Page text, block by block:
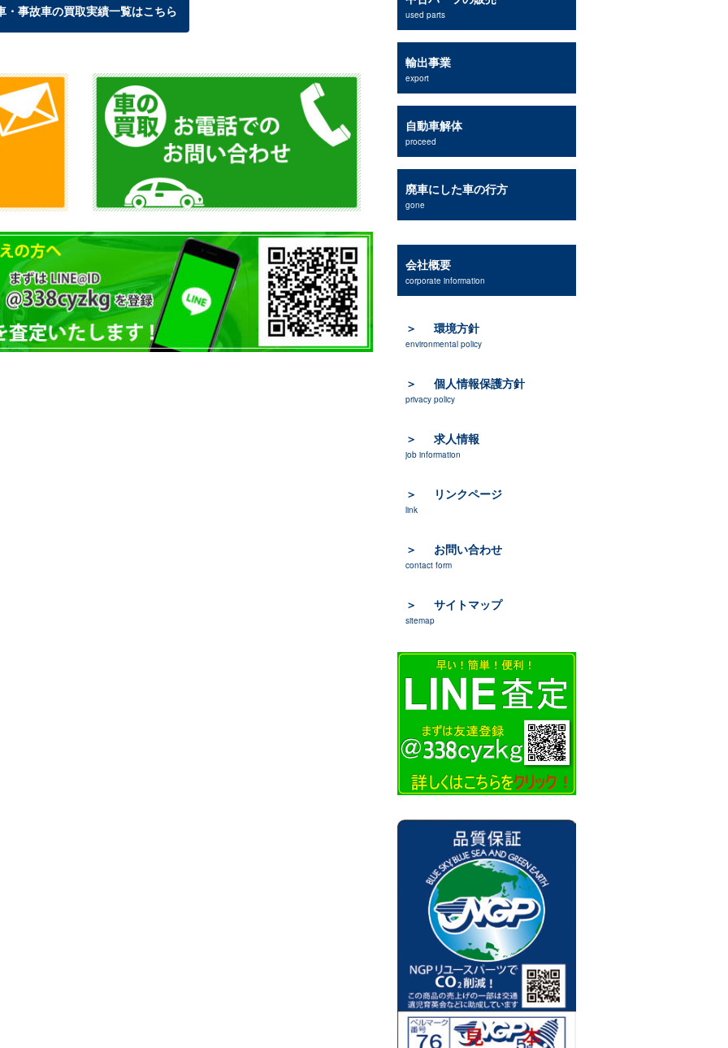
・事故車の買取実績一覧はこちら used parts
輸出事業
export
自動車解体
proceed
廃車にした車の行方
gone
会社概要
corporate information
環境方針
environmental policy
個人情報保護方針
privacy policy
求人情報
job information
リンクページ
link
お問い合わせ
contact form
サイトマップ
sitemap